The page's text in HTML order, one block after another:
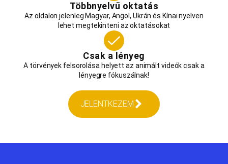
Többnyelvű oktatás
Az oldalon jelenleg Magyar, Angol, Ukrán és Kínai nyelven
lehet megtekinteni az oktatásokat
Csak a lényeg
A törvények felsorolása helyett az animált videók csak a
lényegre fókuszálnak!
JELENTKEZEM